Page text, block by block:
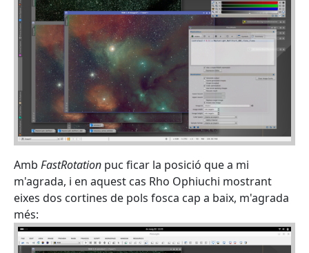
Amb FastRotation puc ficar la posició que a mi
m'agrada, i en aquest cas Rho Ophiuchi mostrant
eixes dos cortines de pols fosca cap a baix, m'agrada
més: